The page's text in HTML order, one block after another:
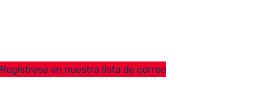
Regístrese en nuestra lista de correo